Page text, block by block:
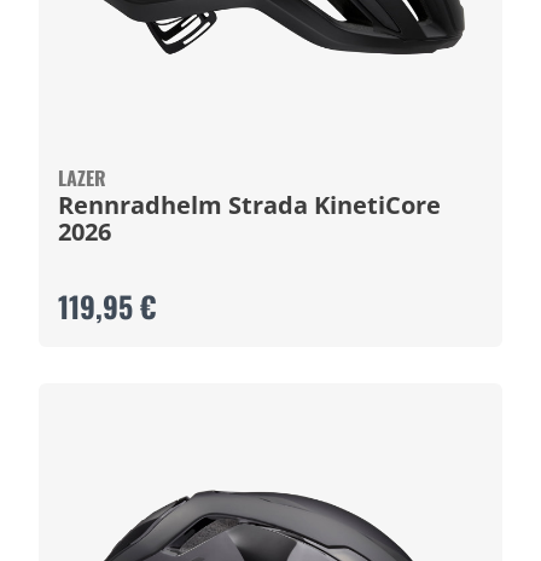
LAZER
Rennradhelm Strada KinetiCore
2026
119,95 €